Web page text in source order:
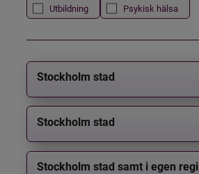
Utbildning
Psykisk hälsa
Stockholm stad
Stockholm stad
Stockholm stad samt i egen regi